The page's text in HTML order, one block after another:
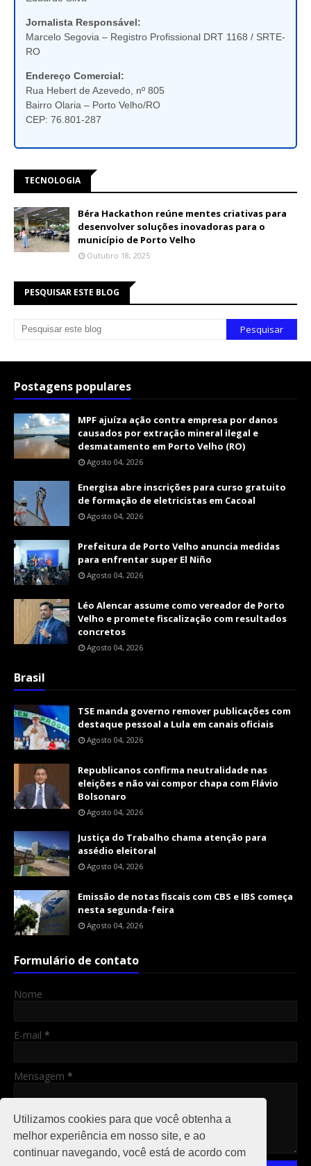
Utilizamos cookies para que você obtenha a
melhor experiência em nosso site, e ao
continuar navegando, você está de acordo com
Jornalista Responsável:
Marcelo Segovia – Registro Profissional DRT 1168 / SRTE-
RO
Endereço Comercial:
Rua Hebert de Azevedo, nº 805
Bairro Olaria – Porto Velho/RO
CEP: 76.801-287
TECNOLOGIA
Béra Hackathon reúne mentes criativas para
desenvolver soluções inovadoras para o
município de Porto Velho
Outubro 18, 2025
PESQUISAR ESTE BLOG
Postagens populares
MPF ajuíza ação contra empresa por danos
causados por extração mineral ilegal e
desmatamento em Porto Velho (RO)
Agosto 04, 2026
Energisa abre inscrições para curso gratuito
de formação de eletricistas em Cacoal
Agosto 04, 2026
Prefeitura de Porto Velho anuncia medidas
para enfrentar super El Niño
Agosto 04, 2026
Léo Alencar assume como vereador de Porto
Velho e promete fiscalização com resultados
concretos
Agosto 04, 2026
Brasil
TSE manda governo remover publicações com
destaque pessoal a Lula em canais oficiais
Agosto 04, 2026
Republicanos confirma neutralidade nas
eleições e não vai compor chapa com Flávio
Bolsonaro
Agosto 04, 2026
Justiça do Trabalho chama atenção para
assédio eleitoral
Agosto 04, 2026
Emissão de notas fiscais com CBS e IBS começa
nesta segunda-feira
Agosto 04, 2026
Formulário de contato
Nome
E-mail *
Mensagem *